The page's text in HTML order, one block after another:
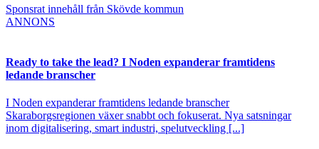
Sponsrat innehåll från Skövde kommun
ANNONS
Ready to take the lead? I Noden expanderar framtidens
ledande branscher
I Noden expanderar framtidens ledande branscher
Skaraborgsregionen växer snabbt och fokuserat. Nya satsningar
inom digitalisering, smart industri, spelutveckling [...]